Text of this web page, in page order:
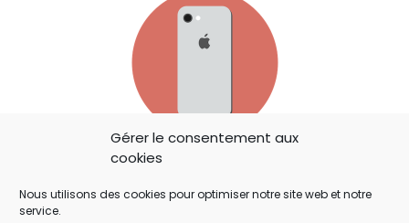
Gérer le consentement aux
cookies
Nous utilisons des cookies pour optimiser notre site web et notre
service.
IOS 14: APPLE A AJOUTÉ UN BOUTON